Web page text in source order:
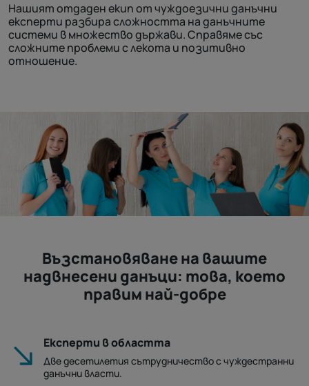
Нашият отдаден екип от чуждоезични данъчни
експерти разбира сложността на данъчните
системи в множество държави. Справяме със
сложните проблеми с лекота и позитивно
отношение.
Възстановяване на вашите
надвнесени данъци: това, което
правим най-добре
Експерти в областта
Две десетилетия сътрудничество с чуждестранни
данъчни власти.